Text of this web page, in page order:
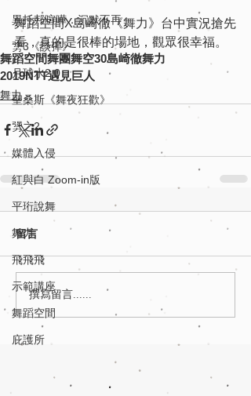
異托邦喧嘩．沉默不再
勥3《談彈》
月球水2.0
聖桑斯《舞夜狂歡》
勥之2
媒體入侵
紅與白 Zoom-in版
平珩說舞
舞力
飛飛飛
示範講座
舞蹈空間
庇護所
舞蹈空間X島崎徹《舞力》台中實況搶先
看，真的是很棒的場地，觀眾很幸福。
舞蹈空間舞團舞空30島崎徹舞力
2019NTT遇見巨人
舞力
留言
撰寫留言......